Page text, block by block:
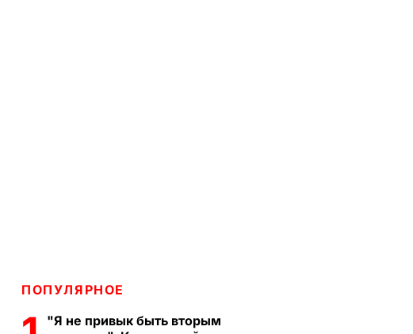
ПОПУЛЯРНОЕ
"Я не привык быть вторым